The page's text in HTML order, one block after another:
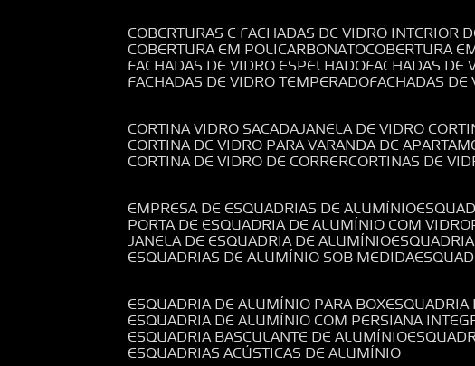
COBERTURAS E FACHADAS DE VIDRO INTERIOR
COBERTURA EM POLICARBONATO COBERTURA
FACHADAS DE VIDRO ESPELHADO FACHADAS
FACHADAS DE VIDRO TEMPERADO FACHADAS
CORTINA VIDRO SACADA JANELA DE VIDRO
CORTINA DE VIDRO PARA VARANDA DE
CORTINA DE VIDRO DE CORRER CORTINAS DE
EMPRESA DE ESQUADRIAS DE ALUMÍNIO
PORTA DE ESQUADRIA DE ALUMÍNIO COM VIDRO
JANELA DE ESQUADRIA DE ALUMÍNIO
ESQUADRIAS DE ALUMÍNIO SOB MEDIDA
ESQUADRIA DE ALUMÍNIO PARA BOX
ESQUADRIA DE ALUMÍNIO COM PERSIANA
ESQUADRIA BASCULANTE DE ALUMÍNIO
ESQUADRIAS ACÚSTICAS DE ALUMÍNIO